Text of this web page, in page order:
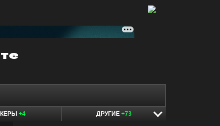
+4 ДРУГИЕ +73